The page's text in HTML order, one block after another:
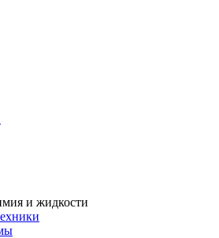
и жидкости